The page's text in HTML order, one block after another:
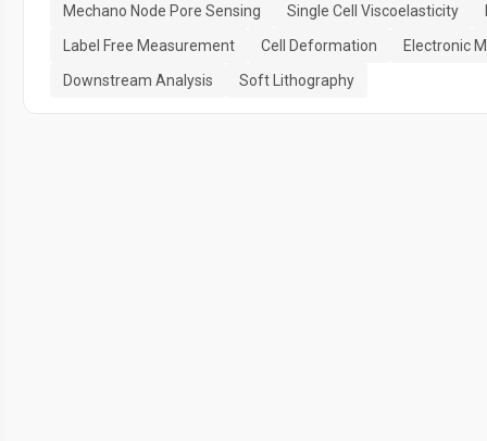
Mechano Node Pore Sensing Single Cell Viscoelasticity
Label Free Measurement
Cell Deformation
Electronic
Downstream Analysis
Soft Lithography